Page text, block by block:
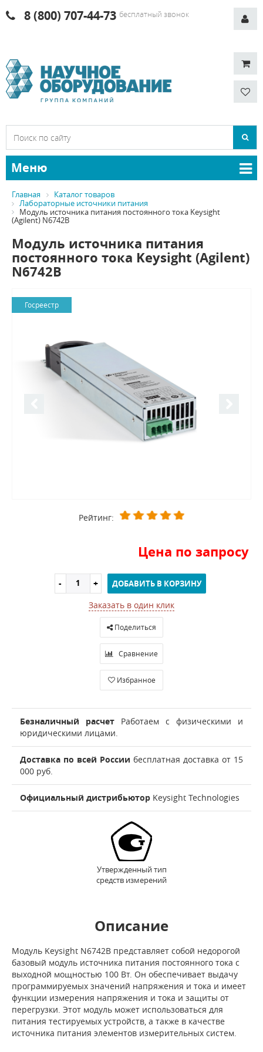
8 (800) 707-44-73 бесплатный звонок
Меню
Главная
Каталог товаров
Лабораторные источники питания
Модуль источника питания постоянного тока Keysight
(Agilent) N6742B
Модуль источника питания
постоянного тока Keysight (Agilent)
N6742B
Госреестр
Рейтинг:
Цена по запросу
ДОБАВИТЬ В КОРЗИНУ
Заказать в один клик
Поделиться
Сравнение
Избранное
Безналичный расчет Работаем с физическими и
юридическими лицами.
Доставка по всей России бесплатная доставка от 15
000 руб.
Официальный дистрибьютор Keysight Technologies
Утвержденный тип
средств измерений
Описание
Модуль Keysight N6742B представляет собой недорогой
базовый модуль источника питания постоянного тока с
выходной мощностью 100 Вт. Он обеспечивает выдачу
программируемых значений напряжения и тока и имеет
функции измерения напряжения и тока и защиты от
перегрузки. Этот модуль может использоваться для
питания тестируемых устройств, а также в качестве
источника питания элементов измерительных систем.